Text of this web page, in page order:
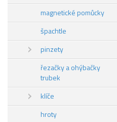
magnetické pomůcky
špachtle
pinzety
řezačky a ohýbačky
trubek
klíče
hroty